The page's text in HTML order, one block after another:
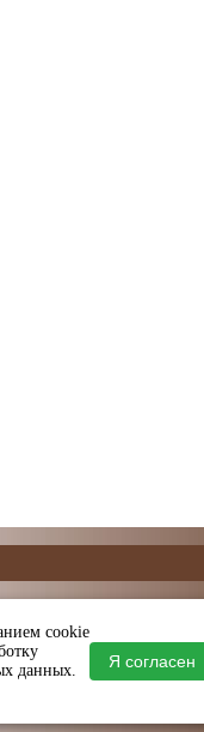
cookie
данных.
Я согласен